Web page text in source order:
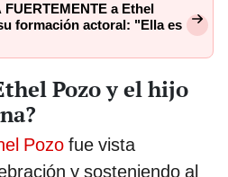
a Ethel
formación actoral: "Ella es
Pozo y el hijo
Pozo fue vista
y sosteniendo al